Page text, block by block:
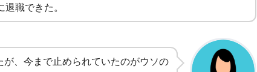
職できた。
、今まで止められていたのがウソの